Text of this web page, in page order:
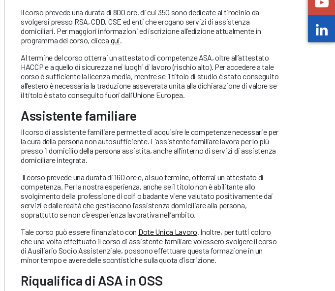
Il corso prevede una durata di 800 ore, di cui 350 sono dedicate al tirocinio da
svolgersi presso RSA, CDD, CSE ed enti che erogano servizi di assistenza
domiciliari. Per maggiori informazioni ed iscrizione all’edizione attualmente in
programma del corso, clicca qui
Al termine del corso otterrai un attestato di competenze ASA, oltre all’attestato
HACCP e a quello di sicurezza nei luoghi di lavoro (rischio alto). Per accedere a tale
corso è sufficiente la licenza media, mentre se il titolo di studio è stato conseguito
all’estero è necessaria la traduzione asseverata unita alla dichiarazione di valore se
il titolo è stato conseguito fuori dall’Unione Europea.
Assistente familiare
Il corso di assistente familiare permette di acquisire le competenze necessarie per
la cura della persona non autosufficiente. L’assistente familiare lavora per lo più
presso il domicilio della persona assistita, anche all’interno di servizi di assistenza
domiciliare integrata.
Il corso prevede una durata di 160 ore e, al suo termine, otterrai un attestato di
competenza. Per la nostra esperienza, anche se il titolo non è abilitante allo
svolgimento della professione di colf o badante viene valutato positivamente dai
servizi e dalle realtà che gestiscono l’assistenza domiciliare alla persona,
soprattutto se non c’è esperienza lavorativa nell’ambito.
Tale corso può essere finanziato con Dote Unica Lavoro . Inoltre, per tutti coloro
che una volta effettuato il corso di assistente familiare volessero svolgere il corso
di Ausiliario Socio Assistenziale, possono effettuare questa formazione in un
minor tempo e avere delle scontistiche sulla quota d’iscrizione.
Riqualifica di ASA in OSS